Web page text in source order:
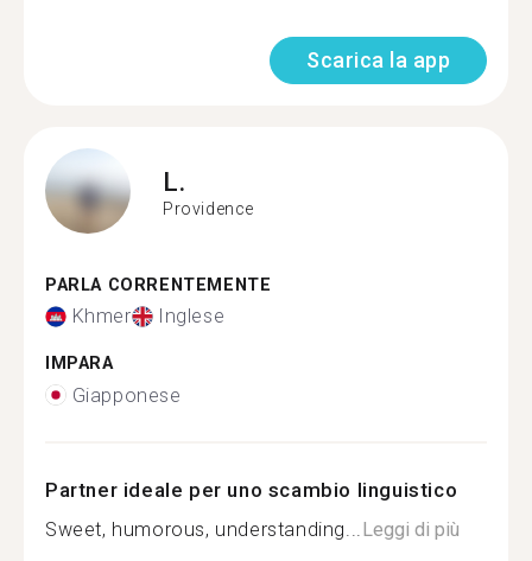
Scarica la app
L.
Providence
PARLA CORRENTEMENTE
Khmer Inglese
IMPARA
Giapponese
Partner ideale per uno scambio linguistico
Sweet, humorous, understanding... Leggi di più